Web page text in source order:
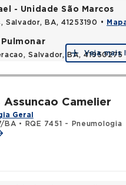
- Unidade São Marcos
Salvador, BA, 41253190 •
Salvador, BA, 41950275
Veja mais
Assuncao Camelier
Geral
BA •
RQE 7451 - Pneumologia